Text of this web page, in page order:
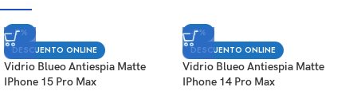
-7%
DESCUENTO ONLINE
Vidrio Blueo Antiespia Matte
IPhone 15 Pro Max
-7%
DESCUENTO ONLINE
Vidrio Blueo Antiespia Matte
IPhone 14 Pro Max